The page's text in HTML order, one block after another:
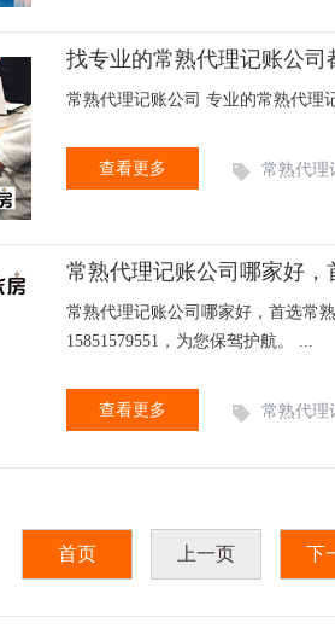
找专业的常熟代理记账公司
常熟代理记账公司 专业的常熟代理
查看更多 常熟代理
常熟代理记账公司哪家好，
常熟代理记账公司哪家好，首选常
15851579551，为您保驾护航。 ...
查看更多 常熟代理
首页 上一页 下